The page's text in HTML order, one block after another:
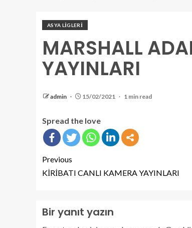
ASYA LİGLERİ
MARSHALL
YAYINLARI
admin 15/02/2021 1 min read
Spread the love
Previous
KİRİBATI CANLI KAMERA YAYINLARI
Bir yanıt yazın